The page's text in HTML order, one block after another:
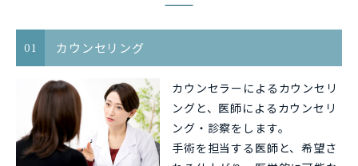
01 カウンセリング
カウンセラーによるカウンセリ
ングと、医師によるカウンセリ
ング・診察をします。
手術を担当する医師と、希望さ